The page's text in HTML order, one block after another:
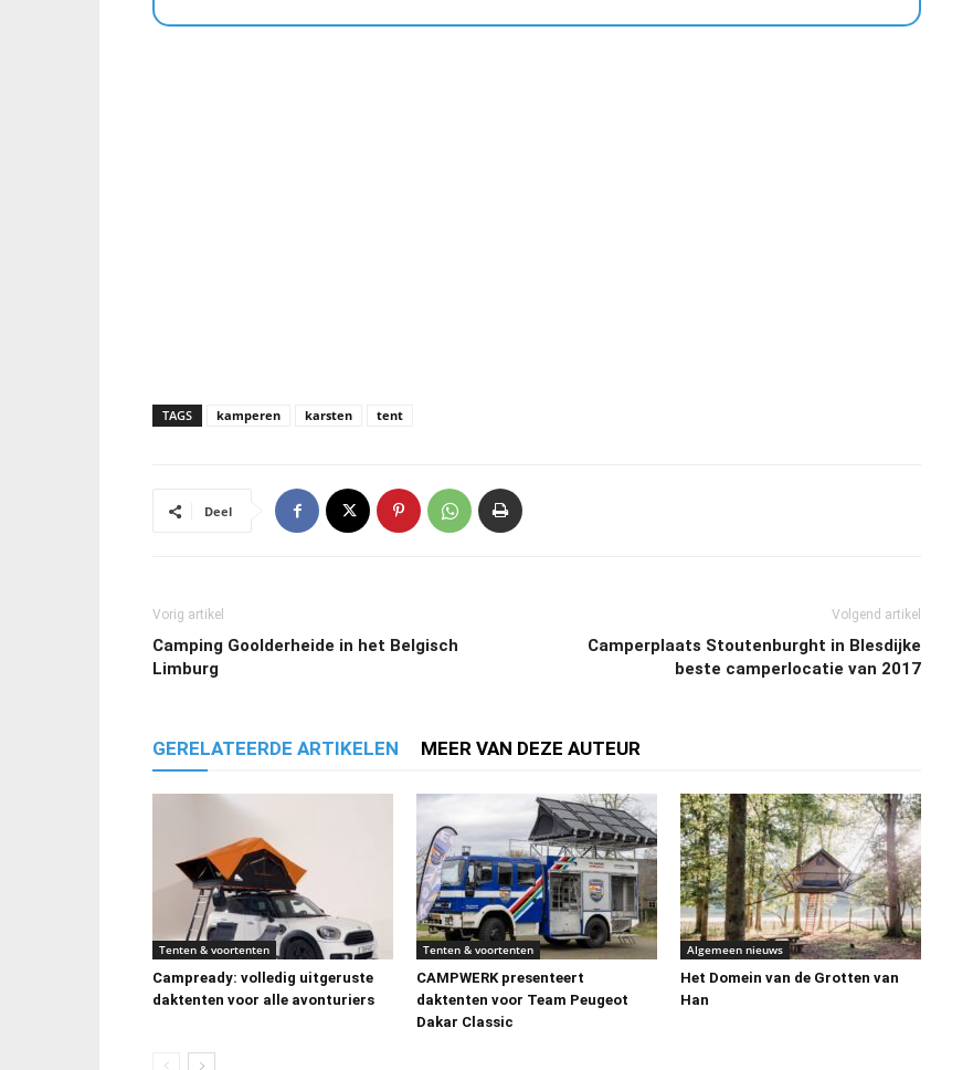
TAGS kamperen karsten tent
Deel
Vorig artikel
Camping Goolderheide in het Belgisch
Limburg
Volgend artikel
Camperplaats Stoutenburght in Blesdijke
beste camperlocatie van 2017
GERELATEERDE ARTIKELEN MEER VAN DEZE AUTEUR
Tenten & voortenten
Campready: volledig uitgeruste
daktenten voor alle avonturiers
Tenten & voortenten
CAMPWERK presenteert
daktenten voor Team Peugeot
Dakar Classic
Algemeen nieuws
Het Domein van de Grotten van
Han